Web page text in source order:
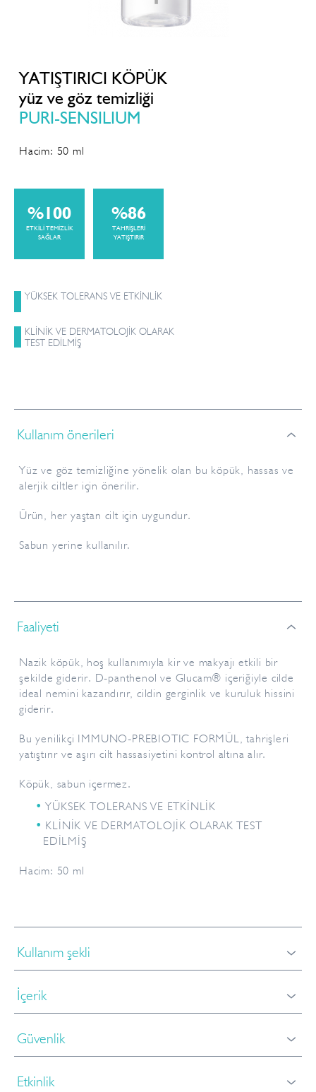
YATIŞTIRICI KÖPÜK
yüz ve göz temizliği
PURI-SENSILIUM
Hacim: 50 ml
%100
ETKİLİ TEMİZLİK
SAĞLAR
%86
TAHRİŞLERİ
YATIŞTIRIR
YÜKSEK TOLERANS VE ETKİNLİK
KLİNİK VE DERMATOLOJİK OLARAK
TEST EDİLMİŞ
Kullanım önerileri
Yüz ve göz temizliğine yönelik olan bu köpük, hassas ve
alerjik ciltler için önerilir.
Ürün, her yaştan cilt için uygundur.
Sabun yerine kullanılır.
Faaliyeti
Nazik köpük, hoş kullanımıyla kir ve makyajı etkili bir
şekilde giderir. D-panthenol ve Glucam® içeriğiyle cilde
ideal nemini kazandırır, cildin gerginlik ve kuruluk hissini
giderir.
Bu yenilikçi IMMUNO-PREBIOTIC FORMÜL, tahrişleri
yatıştırır ve aşırı cilt hassasiyetini kontrol altına alır.
Köpük, sabun içermez.
YÜKSEK TOLERANS VE ETKİNLİK
KLİNİK VE DERMATOLOJİK OLARAK TEST
EDİLMİŞ
Hacim: 50 ml
Kullanım şekli
İçerik
Güvenlik
Etkinlik